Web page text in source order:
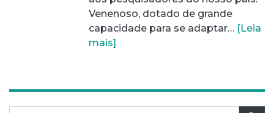
Venenoso, dotado de grande
capacidade para se adaptar… [Leia
mais]